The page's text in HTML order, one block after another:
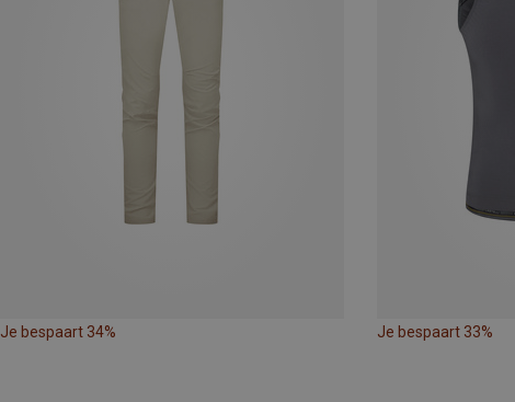
Je bespaart 34% Je bespaart 33%